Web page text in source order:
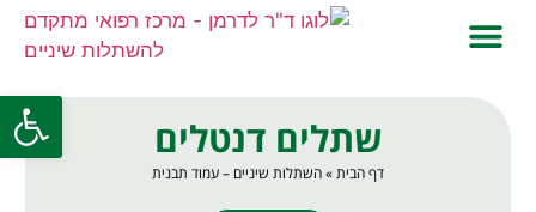
פתח
שתלים דנטלים
דף הבית»השתלות שיניים – עמוד תבנית